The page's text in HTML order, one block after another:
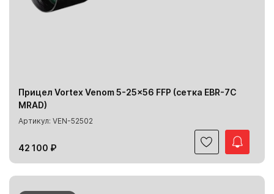
Прицел Vortex Venom 5-25x56 FFP (сетка EBR-7C
MRAD)
Артикул: VEN-52502
42 100 ₽